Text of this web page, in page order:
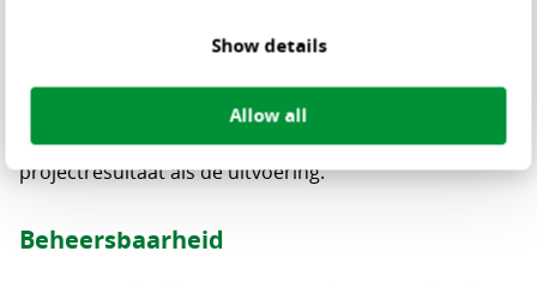
Show details
Allow all
Nauwkeurige bewaking van grotere projecten; al
tijdens de uitvoering heb je inzicht in zowel het
projectresultaat als de uitvoering.
Beheersbaarheid